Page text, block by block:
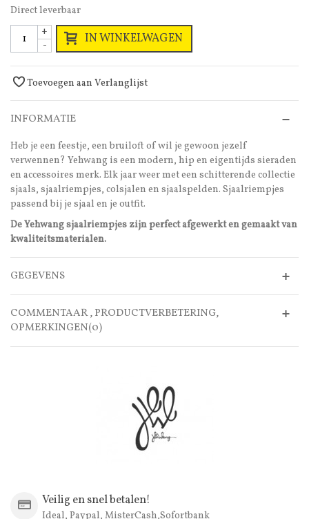
Direct leverbaar
-
+ IN WINKELWAGEN
Toevoegen aan Verlanglijst
INFORMATIE
Heb je een feestje, een bruiloft of wil je gewoon jezelf
verwennen? Yehwang is een modern, hip en eigentijds sieraden
en accessoires merk. Elk jaar weer met een schitterende collectie
sjaals, sjaalriempjes, colsjalen en sjaalspelden. Sjaalriempjes
passend bij je sjaal en je outfit.
De Yehwang sjaalriempjes zijn perfect afgewerkt en gemaakt van
kwaliteitsmaterialen.
GEGEVENS
COMMENTAAR , PRODUCTVERBETERING,
OPMERKINGEN(0)
Veilig en snel betalen!
Ideal, Paypal, MisterCash,Sofortbank